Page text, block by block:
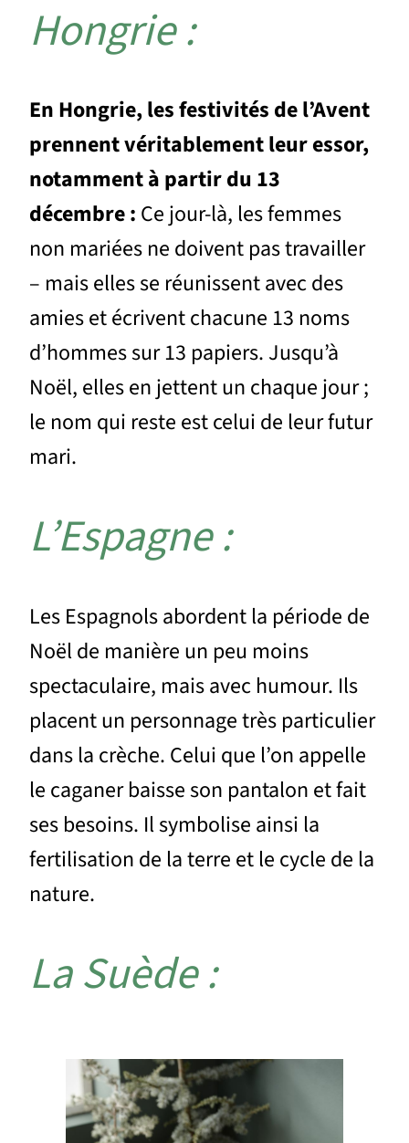
Hongrie :
En Hongrie, les festivités de l’Avent
prennent véritablement leur essor,
notamment à partir du 13
décembre : Ce jour-là, les femmes
non mariées ne doivent pas travailler
– mais elles se réunissent avec des
amies et écrivent chacune 13 noms
d’hommes sur 13 papiers. Jusqu’à
Noël, elles en jettent un chaque jour ;
le nom qui reste est celui de leur futur
mari.
L’Espagne :
Les Espagnols abordent la période de
Noël de manière un peu moins
spectaculaire, mais avec humour. Ils
placent un personnage très particulier
dans la crèche. Celui que l’on appelle
le caganer baisse son pantalon et fait
ses besoins. Il symbolise ainsi la
fertilisation de la terre et le cycle de la
nature.
La Suède :